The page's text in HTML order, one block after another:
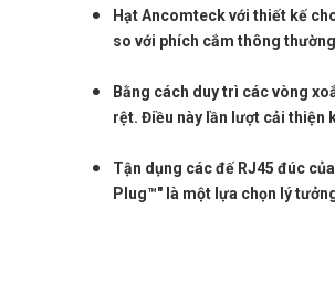
Hạt Ancomteck với thiết kế
so với phích cắm thông
Bằng cách duy trì các vòng
rệt. Điều này lần lượt cải thiện
Tận dụng các đế RJ45 đúc
Plug™" là một lựa chọn lý